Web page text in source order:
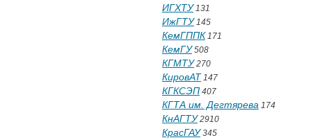
ИГХТУ131
ИжГТУ145
КемГППК 171
КемГУ508
КГМТУ270
КировАТ 147
КГКСЭП 407
КГТА им. Дегтярева 174
КнАГТУ2910
КрасГАУ345